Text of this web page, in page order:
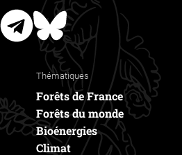
LinkedinTelegram
Bluesky
Thématiques
Forêts de France
Forêts du monde
Bioénergies
Climat